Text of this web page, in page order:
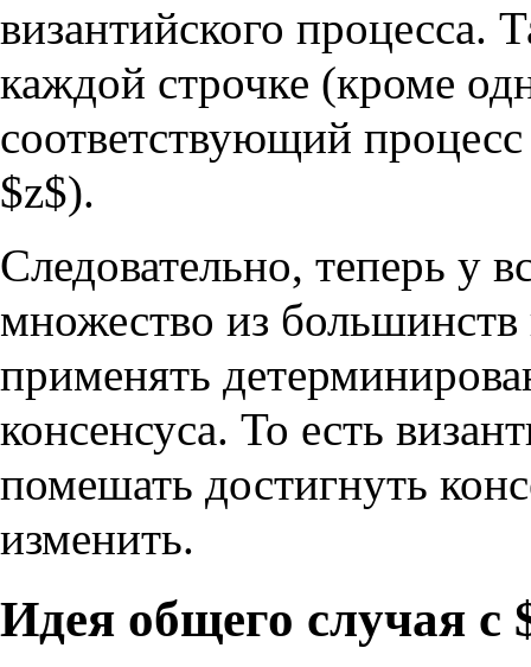
византийского процесса.
каждой строчке (кроме
соответствующий
$z$).
Следовательно, теперь у
множество из
применять
консенсуса. То есть
помешать достигнуть
изменить.
Идея общего случая с